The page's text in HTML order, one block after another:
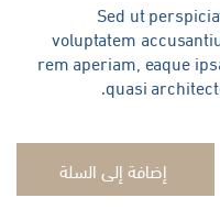
Sed ut
voluptatem
rem aperiam,
quasi
إضافة إلى السلة